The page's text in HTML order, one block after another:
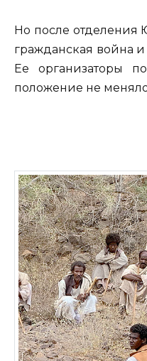
Но после отделения
гражданская война
Ее организаторы
положение не